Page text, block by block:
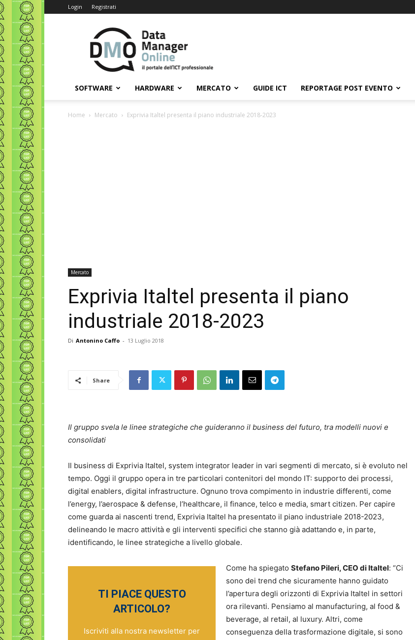
Login Registrati
Data
Manager
Online
SOFTWARE HARDWARE MERCATO GUIDE ICT REPORTAGE POST EVENTO
Home Mercato Exprivia Italtel presenta il piano industriale 2018-2023
Mercato
Exprivia Italtel presenta il piano
industriale 2018-2023
Di Antonino Caffo - 13 Luglio 2018
Share
Il gruppo svela le linee strategiche che guideranno il business del futuro, tra modelli nuovi e
consolidati
Il business di Exprivia Italtel, system integrator leader in vari segmenti di mercato, si è evoluto nel
tempo. Oggi il gruppo opera in tre particolari contenitori del mondo IT: supporto dei processi,
digital enablers, digital infrastructure. Ognuno trova compimento in industrie differenti, come
l’energy, l’aerospace & defense, l’healthcare, il finance, telco e media, smart citizen. Per capire
come guarda ai nascenti trend, Exprivia Italtel ha presentato il piano industriale 2018-2023,
delineando le macro attività e gli interventi specifici che stanno già adattando e, in parte,
identificando, le linee strategiche a livello globale.
TI PIACE QUESTO
ARTICOLO?
Iscriviti alla nostra newsletter per
Come ha spiegato Stefano Pileri, CEO di Italtel: “Ci
sono dei trend che sicuramente hanno guidato
l’apertura degli orizzonti di Exprivia Italtel in settori
ora rilevanti. Pensiamo al manufacturing, al food &
beverage, al retail, al luxury. Altri, come
conseguenza della trasformazione digitale, si sono